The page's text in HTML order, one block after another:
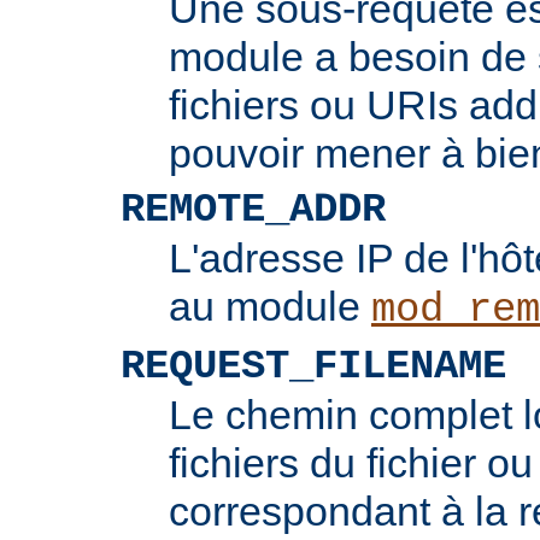
module a besoin
fichiers ou URIs
pouvoir mener à
REMOTE_ADDR
L'adresse IP de
au module
REQUEST_FILENAME
Le chemin complet
fichiers du fichier
correspondant à la